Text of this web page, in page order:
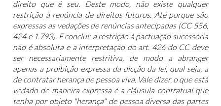
direito que é seu. Deste modo, não existe qualquer
restrição à renúncia de direitos futuros. Até porque são
expressas as vedações de renúncias antecipadas (CC 556,
424 e 1.793). E conclui: a restrição à pactuação sucessória
não é absoluta e a interpretação do art. 426 do CC deve
ser necessariamente restritiva, de modo a abranger
apenas a proibição expressa da dicção da lei, qual seja, a
de contratar herança de pessoa viva. Vale dizer, o que está
vedado de maneira expressa é a cláusula contratual que
tenha por objeto "herança" de pessoa diversa das partes